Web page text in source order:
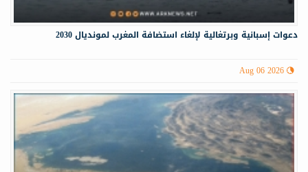
دعوات إسبانية وبرتغالية لإلغاء استضافة المغرب لمونديال 2030
Aug 06 2026